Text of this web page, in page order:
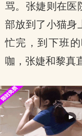
骂。张婕则在医
部放到了小猫身
忙完，到下班
咖，张婕和黎真